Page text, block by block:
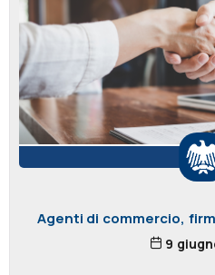
Agenti di commercio,
9